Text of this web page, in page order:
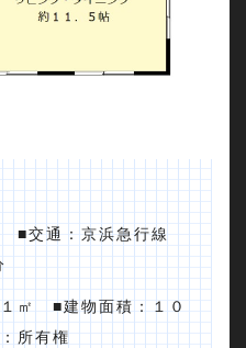
■交通：京浜急行線
㎡ ■建物面積：１０
所有権